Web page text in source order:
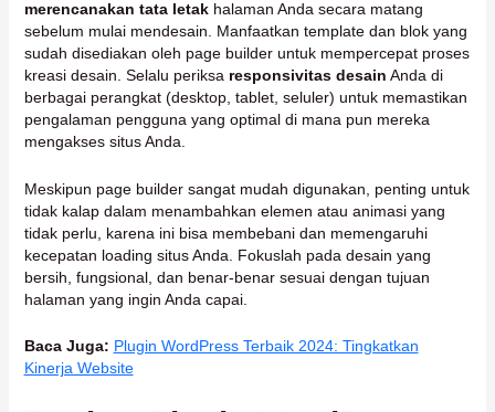
merencanakan tata letakhalaman Anda secara matang
sebelum mulai mendesain. Manfaatkan template dan blok yang
sudah disediakan oleh page builder untuk mempercepat proses
kreasi desain. Selalu periksa responsivitas desain Anda di
berbagai perangkat (desktop, tablet, seluler) untuk memastikan
pengalaman pengguna yang optimal di mana pun mereka
mengakses situs Anda.
Meskipun page builder sangat mudah digunakan, penting untuk
tidak kalap dalam menambahkan elemen atau animasi yang
tidak perlu, karena ini bisa membebani dan memengaruhi
kecepatan loading situs Anda. Fokuslah pada desain yang
bersih, fungsional, dan benar-benar sesuai dengan tujuan
halaman yang ingin Anda capai.
Baca Juga: Plugin WordPress Terbaik 2024: Tingkatkan
Kinerja Website